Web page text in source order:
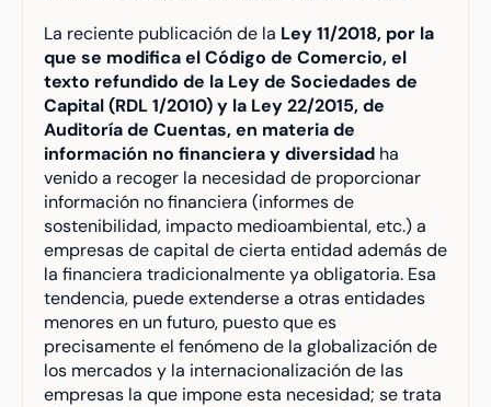
La reciente publicación de la Ley 11/2018, por la
que se modifica el Código de Comercio, el
texto refundido de la Ley de Sociedades de
Capital (RDL 1/2010) y la Ley 22/2015, de
Auditoría de Cuentas, en materia de
información no financiera y diversidad ha
venido a recoger la necesidad de proporcionar
información no financiera (informes de
sostenibilidad, impacto medioambiental, etc.) a
empresas de capital de cierta entidad además de
la financiera tradicionalmente ya obligatoria. Esa
tendencia, puede extenderse a otras entidades
menores en un futuro, puesto que es
precisamente el fenómeno de la globalización de
los mercados y la internacionalización de las
empresas la que impone esta necesidad; se trata